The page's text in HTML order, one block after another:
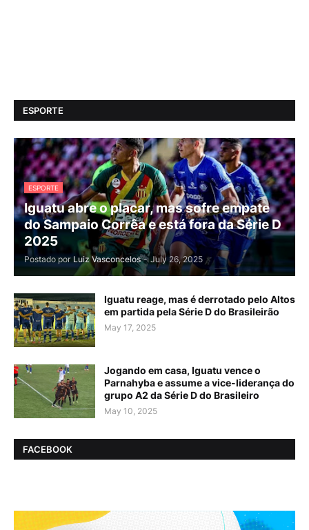
ESPORTE
ESPORTE
Iguatu abre o placar, mas sofre empate
do Sampaio Corrêa e está fora da Série D
2025
Postado por Luiz Vasconcelos - July 26, 2025
Iguatu reage, mas é derrotado pelo Altos
em partida pela Série D do Brasileirão
May 17, 2025
Jogando em casa, Iguatu vence o
Parnahyba e assume a vice-liderança do
grupo A2 da Série D do Brasileiro
May 10, 2025
FACEBOOK